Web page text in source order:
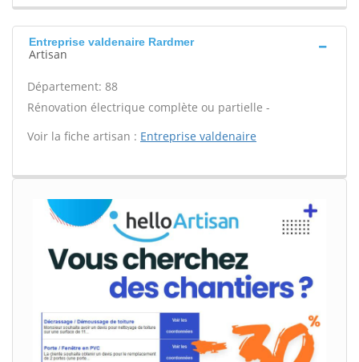
Entreprise valdenaire Rardmer
Artisan
Département: 88
Rénovation électrique complète ou partielle -
Voir la fiche artisan : Entreprise valdenaire